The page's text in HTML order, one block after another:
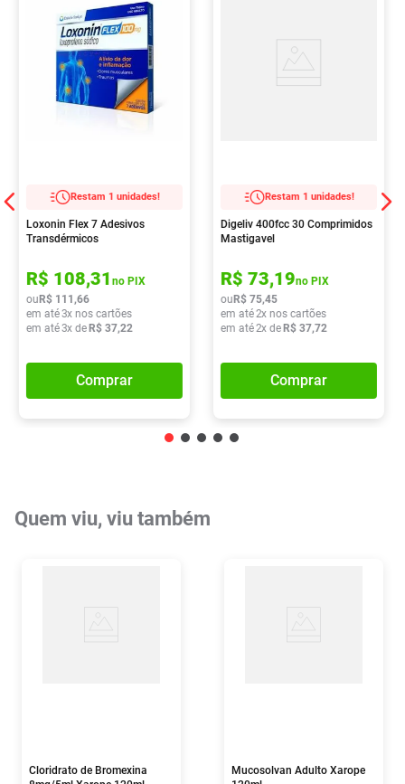
Restam 1 unidades!
Loxonin Flex 7 Adesivos
Transdérmicos
R$ 108,31 no PIX
ou R$ 111 ,66
em até3x nos cartões
em até3x de R$ 37,22
Comprar
Restam 1 unidades!
Digeliv 400fcc 30 Comprimidos
Mastigavel
R$ 73,19no PIX
ou R$ 75,45
em até2x nos cartões
em até2x de R$ 37,72
Comprar
Quem viu, viu também
Cloridrato de Bromexina
Mucosolvan Adulto Xarope